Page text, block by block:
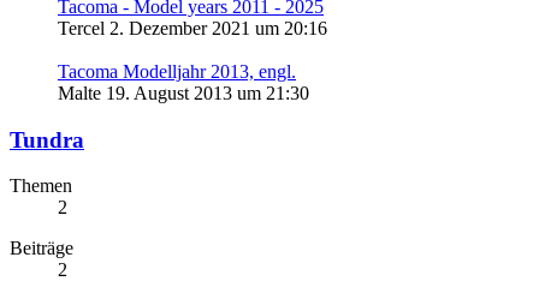
Tacoma - Model years 2011 - 2025
Tercel 2. Dezember 2021 um 20:16
Tacoma Modelljahr 2013, engl.
Malte 19. August 2013 um 21:30
Tundra
Themen
2
Beiträge
2